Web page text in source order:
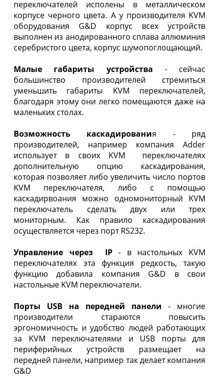
переключателей исполены в металлическом
корпусе черного цвета. А у производителя KVM
оборудования G&D корпус всех устройств
выполнен из анодированного сплава аллюминия
серебристого цвета, корпус шумопоглощающий.
Малые габариты устройства - сейчас
большинство производителей стремиться
уменьшить габариты KVM переключателей,
благодаря этому они легко помещаются даже на
маленьких столах.
Возможность каскадирования - ряд
производителей, например компания Adder
использует в своих KVM переключателях
дополнительную опцию каскадирования,
которая позволяет либо увеличить число портов
KVM переключателя, либо с помощью
каскадирвоания можно одномониторный KVM
переключатель сделать двух или трех
мониторным. Как правило каскадирования
осуществляется через порт RS232.
Управление через IP- в настольных KVM
переключателях эта функция редкость, такую
функцию добавила компания G&D в свои
настольные KVM переключатели.
Порты USB на передней панели - многие
производители стараются повысить
эргономичность и удобство людей работающих
за KVM переключателями и USB порты для
периферийных устройств размещает на
передней панели, например так делает компания
G&D